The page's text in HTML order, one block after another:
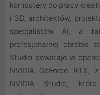
komputery do pracy
i 3D, architektów,
specjalistów AI, a
profesjonalnej obróbki
Studio powstaje w
NVIDIA GeForce RTX,
NVIDIA Studio, które